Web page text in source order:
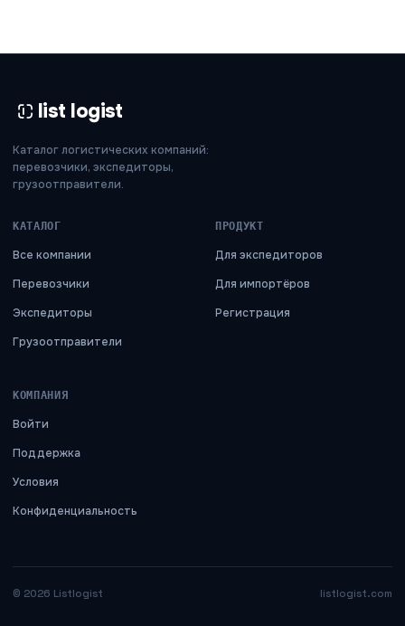
list logist
Каталог логистических компаний:
перевозчики, экспедиторы,
грузоотправители.
КАТАЛОГ
Все компании
Перевозчики
Экспедиторы
Грузоотправители
ПРОДУКТ
Для экспедиторов
Для импортёров
Регистрация
КОМПАНИЯ
Войти
Поддержка
Условия
Конфиденциальность
© 2026 Listlogist listlogist.com